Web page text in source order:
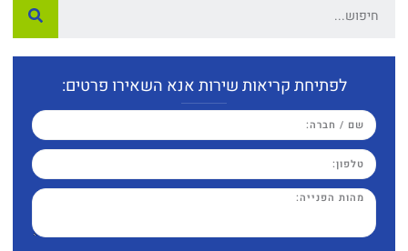
לפתיחת קריאות שירות אנא השאירו פרטים: